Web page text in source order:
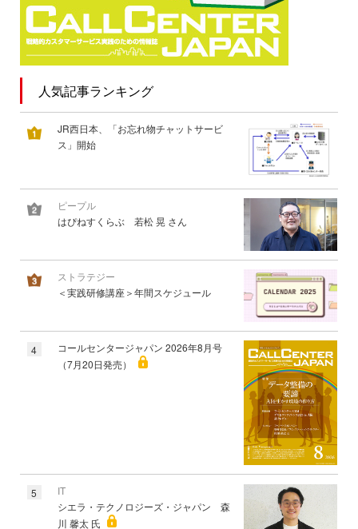
人気記事ランキング
JR西日本、「お忘れ物チャットサービ
ス」開始
ピープル
はぴねすくらぶ 若松 晃 さん
ストラテジー
＜実践研修講座＞年間スケジュール
4
コールセンタージャパン 2026年8月号
（7月20日発売）
5
IT
シエラ・テクノロジーズ・ジャパン 森
川 馨太 氏